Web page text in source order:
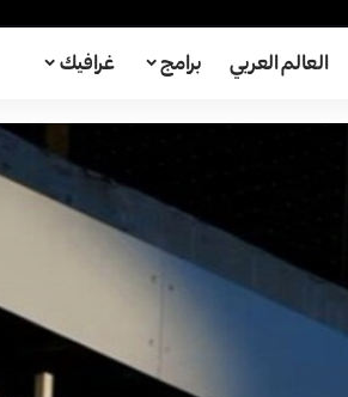
العالم العربي برامج غرافيك